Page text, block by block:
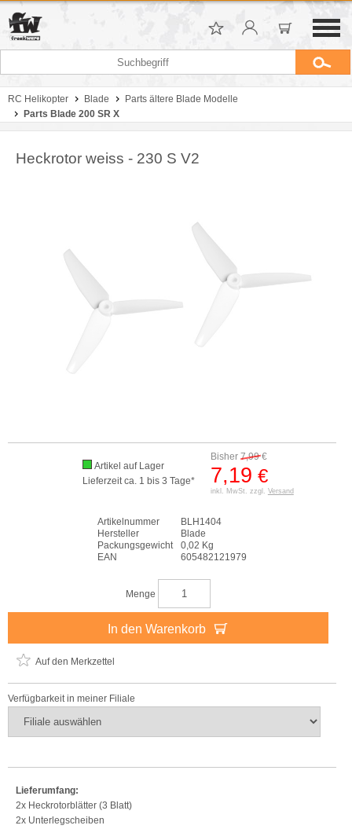
RC Helikopter Blade
Parts ältere Blade Modelle
Parts Blade 200 SR X
Heckrotor weiss - 230 S V2
Bisher 7,99€
7,19 €
inkl. MwSt. zzgl. Versand
Artikel auf Lager
Lieferzeit ca. 1 bis 3 Tage*
Artikelnummer
BLH1404
Hersteller
Blade
Packungsgewicht
0,02 Kg
EAN
605482121979
Menge
In den Warenkorb
Auf den Merkzettel
Verfügbarkeit in meiner Filiale
Lieferumfang:
2x Heckrotorblätter (3 Blatt)
2x Unterlegscheiben